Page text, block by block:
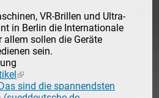
VR-Brillen und Ultra-
in Berlin die Internationale
allem sollen die Geräte
sein.
(link is external)
sind die spannendsten